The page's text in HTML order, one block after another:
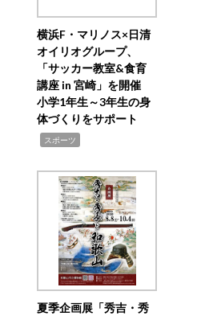
横浜F・マリノス×日清
オイリオグループ、
「サッカー教室&食育
講座 in 宮崎」を開催
小学1年生～3年生の身
体づくりをサポート
スポーツ
夏季企画展「秀吉・秀